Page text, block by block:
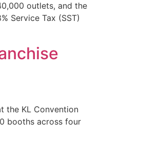
outlets, and the
Service Tax (SST)
the KL Convention
booths across four